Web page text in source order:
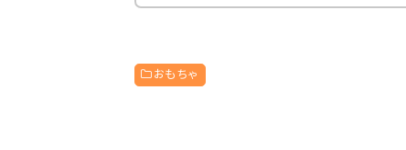
おもちゃ